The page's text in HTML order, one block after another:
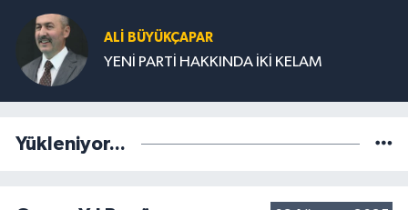
ALİ BÜYÜKÇAPAR
YENİ PARTİ HAKKINDA İKİ KELAM
Yükleniyor...